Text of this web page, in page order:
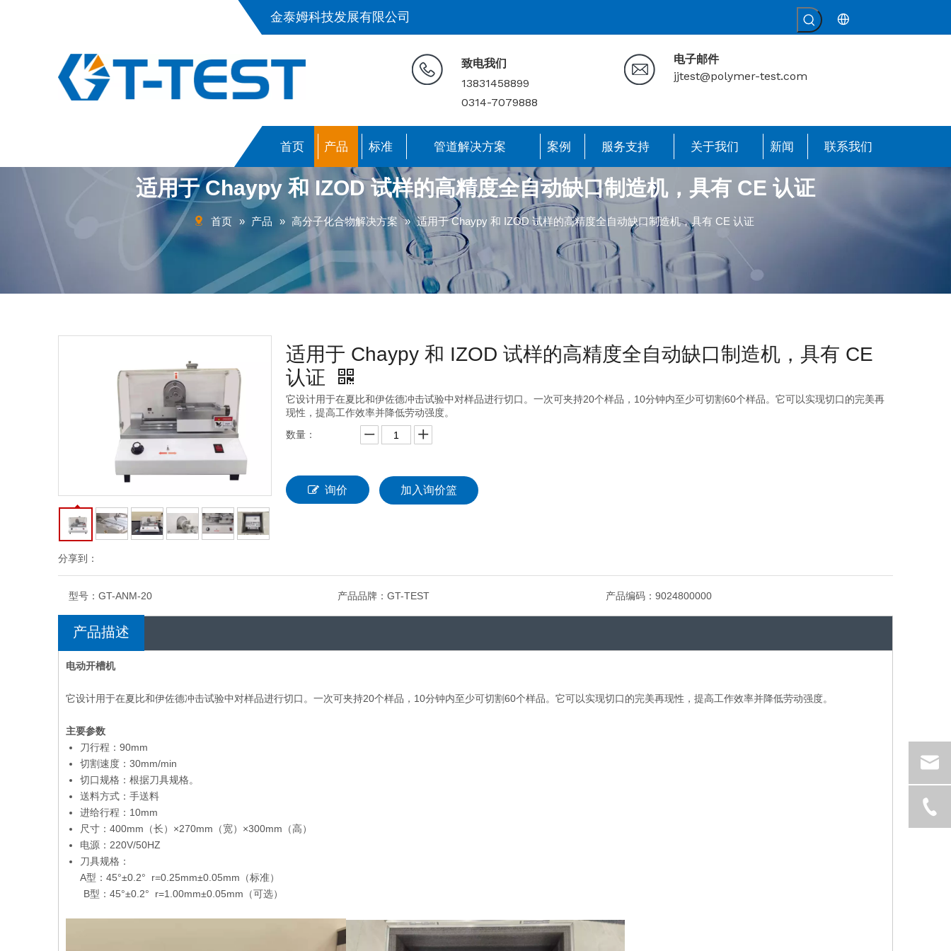
金泰姆科技发展有限公司
致电我们
13831458899
0314-7079888
电子邮件
jjtest@polymer-test.com
首页 产品 标准 管道解决方案 案例 服务支持 关于我们 新闻 联系我们
适用于 Chaypy 和 IZOD 试样的高精度全自动缺口制造机，具有 CE 认证
首页 » 产品 » 高分子化合物解决方案 » 适用于 Chaypy 和 IZOD 试样的高精度全自动缺口制造机，具有 CE 认证
分享到：
适用于 Chaypy 和 IZOD 试样的高精度全自动缺口制造机，具有 CE
认证
它设计用于在夏比和伊佐德冲击试验中对样品进行切口。一次可夹持20个样品，10分钟内至少可切割60个样品。它可以实现切口的完美再
现性，提高工作效率并降低劳动强度。
数量：
询价 加入询价篮
型号： GT-ANM-20 产品品牌： GT-TEST 产品编码： 9024800000
产品描述
电动开槽机
它设计用于在夏比和伊佐德冲击试验中对样品进行切口。一次可夹持20个样品，10分钟内至少可切割60个样品。它可以实现切口的完美再现性，提高工作效率并降低劳动强度。
主要参数
刀行程：90mm
切割速度：30mm/min
切口规格：根据刀具规格。
送料方式：手送料
进给行程：10mm
尺寸：400mm（长）×270mm（宽）×300mm（高）
电源：220V/50HZ
刀具规格：
A型：45°±0.2° r=0.25mm±0.05mm（标准）
B型：45°±0.2° r=1.00mm±0.05mm（可选）